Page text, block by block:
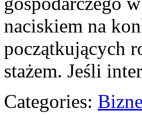
naciskiem na
początkujących
stażem. Jeśli
Categories: